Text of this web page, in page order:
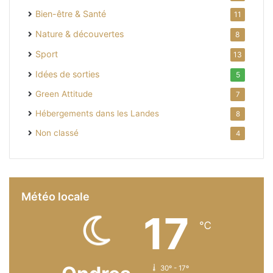
Bien-être & Santé 11
Nature & découvertes 8
Sport 13
Idées de sorties 5
Green Attitude 7
Hébergements dans les Landes 8
Non classé 4
Météo locale
17 ℃
30º - 17º